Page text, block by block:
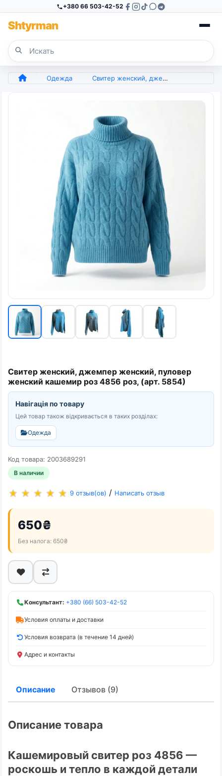
+380 66 503-42-52
Shtyrman
Одежда Свитер женский, джемпер женский, пуловер женский кашемир роз 4856 роз, (арт. 5854)
Свитер женский, джемпер женский, пуловер
женский кашемир роз 4856 роз, (арт. 5854)
Навігація по товару
Цей товар також відкривається в таких розділах:
Одежда
Код товара: 2003689291
В наличии
9 отзыв(ов) / Написать отзыв
650₴
Без налога: 650₴
Консультант: +380 (66) 503-42-52
Условия оплаты и доставки
Условия возврата (в течение 14 дней)
Адрес и контакты
Описание Отзывов (9)
Описание товара
Кашемировый свитер роз 4856 —
роскошь и тепло в каждой детали